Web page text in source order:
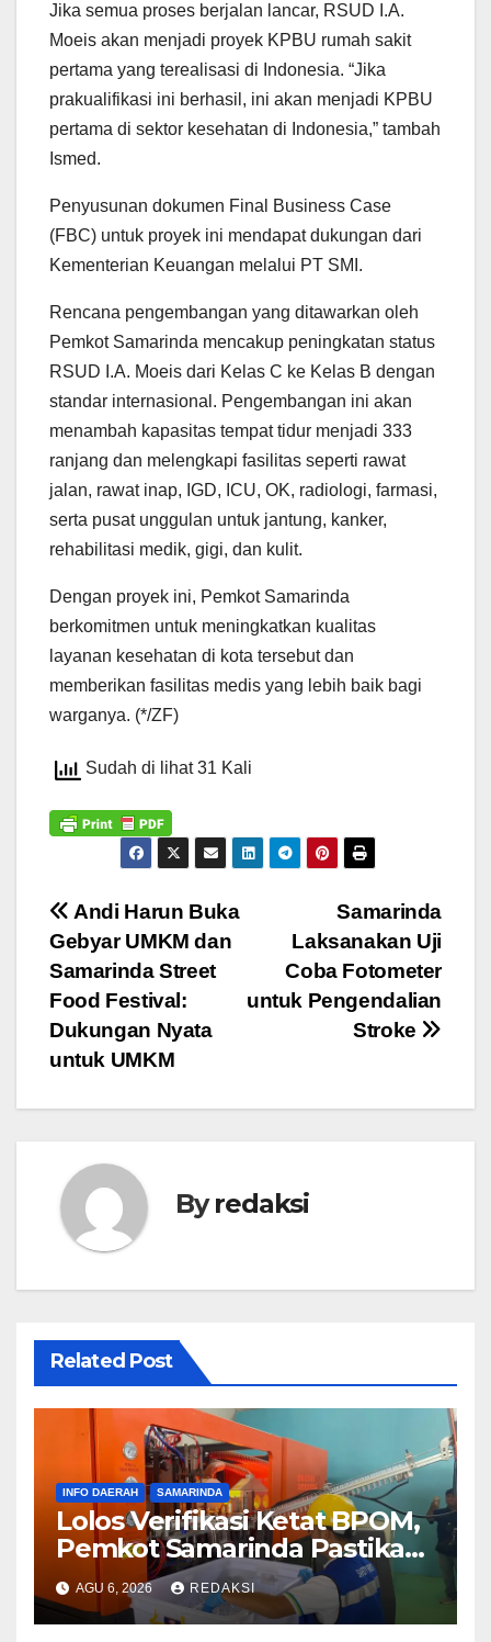
Jika semua proses berjalan lancar, RSUD I.A.
Moeis akan menjadi proyek KPBU rumah sakit
pertama yang terealisasi di Indonesia. “Jika
prakualifikasi ini berhasil, ini akan menjadi KPBU
pertama di sektor kesehatan di Indonesia,” tambah
Ismed.
Penyusunan dokumen Final Business Case
(FBC) untuk proyek ini mendapat dukungan dari
Kementerian Keuangan melalui PT SMI.
Rencana pengembangan yang ditawarkan oleh
Pemkot Samarinda mencakup peningkatan status
RSUD I.A. Moeis dari Kelas C ke Kelas B dengan
standar internasional. Pengembangan ini akan
menambah kapasitas tempat tidur menjadi 333
ranjang dan melengkapi fasilitas seperti rawat
jalan, rawat inap, IGD, ICU, OK, radiologi, farmasi,
serta pusat unggulan untuk jantung, kanker,
rehabilitasi medik, gigi, dan kulit.
Dengan proyek ini, Pemkot Samarinda
berkomitmen untuk meningkatkan kualitas
layanan kesehatan di kota tersebut dan
memberikan fasilitas medis yang lebih baik bagi
warganya. (*/ZF)
Sudah di lihat 31 Kali
Navigasi
pos
Samarinda
Laksanakan Uji
Coba Fotometer
untuk Pengendalian
Stroke
Andi Harun Buka
Gebyar UMKM dan
Samarinda Street
Food Festival:
Dukungan Nyata
untuk UMKM
Byredaksi
Related Post
INFO DAERAH SAMARINDA
Lolos Verifikasi Ketat BPOM,
Pemkot Samarinda Pastikan
SAMAQUA Siap Bersaing
Sehat di Pasar Lokal
AGU 6, 2026 REDAKSI